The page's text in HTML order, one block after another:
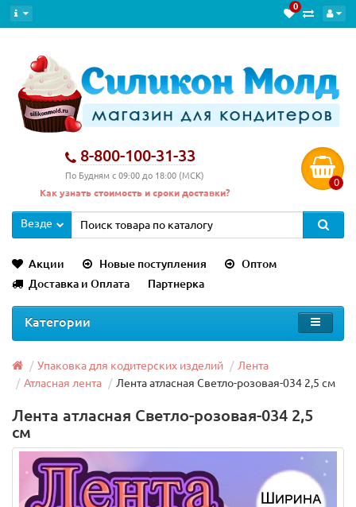
0
8-800-100-31-33
По Будням с 09:00 до 18:00 (МСК)
Как узнать стоимость и сроки доставки?
0
Везде
Акции Новые поступления
Оптом
Доставка и Оплата
Партнерка
Категории
Упаковка для кодитерских изделий
Лента
Атласная лента
Лента атласная Светло-розовая-034 2,5 см
Лента атласная Светло-розовая-034 2,5
см